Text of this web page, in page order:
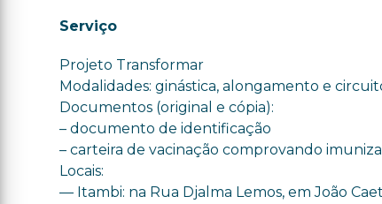
Serviço
Projeto Transformar
Modalidades: ginástica, alongamento e
Documentos (original e cópia):
– documento de identificação
– carteira de vacinação comprovando
Locais:
— Itambi: na Rua Djalma Lemos, em João